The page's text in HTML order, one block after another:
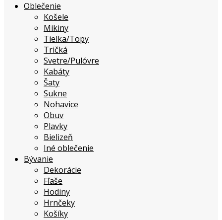
Oblečenie
Košele
Mikiny
Tielka/Topy
Tričká
Svetre/Pulóvre
Kabáty
Šaty
Sukne
Nohavice
Obuv
Plavky
Bielizeň
Iné oblečenie
Bývanie
Dekorácie
Fľaše
Hodiny
Hrnčeky
Košíky